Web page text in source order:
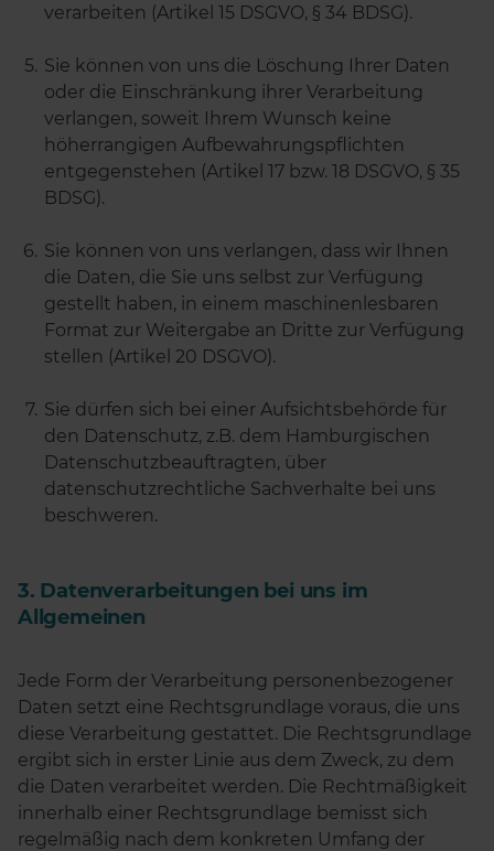
verarbeiten (Artikel 15 DSGVO, § 34 BDSG).
Sie können von uns die Löschung Ihrer Daten
oder die Einschränkung ihrer Verarbeitung
verlangen, soweit Ihrem Wunsch keine
höherrangigen Aufbewahrungspflichten
entgegenstehen (Artikel 17 bzw. 18 DSGVO, § 35
BDSG).
Sie können von uns verlangen, dass wir Ihnen
die Daten, die Sie uns selbst zur Verfügung
gestellt haben, in einem maschinenlesbaren
Format zur Weitergabe an Dritte zur Verfügung
stellen (Artikel 20 DSGVO).
Sie dürfen sich bei einer Aufsichtsbehörde für
den Datenschutz, z.B. dem Hamburgischen
Datenschutzbeauftragten, über
datenschutzrechtliche Sachverhalte bei uns
beschweren.
3. Datenverarbeitungen bei uns im
Allgemeinen
Jede Form der Verarbeitung personenbezogener
Daten setzt eine Rechtsgrundlage voraus, die uns
diese Verarbeitung gestattet. Die Rechtsgrundlage
ergibt sich in erster Linie aus dem Zweck, zu dem
die Daten verarbeitet werden. Die Rechtmäßigkeit
innerhalb einer Rechtsgrundlage bemisst sich
regelmäßig nach dem konkreten Umfang der